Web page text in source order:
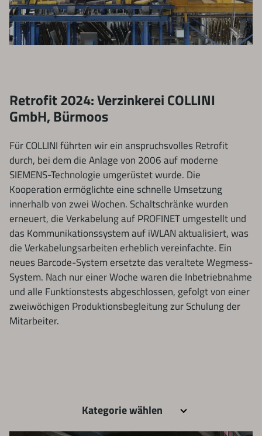
Retrofit 2024: Verzinkerei COLLINI
GmbH, Bürmoos
Für COLLINI führten wir ein anspruchsvolles Retrofit
durch, bei dem die Anlage von 2006 auf moderne
SIEMENS-Technologie umgerüstet wurde. Die
Kooperation ermöglichte eine schnelle Umsetzung
innerhalb von zwei Wochen. Schaltschränke wurden
erneuert, die Verkabelung auf PROFINET umgestellt und
das Kommunikationssystem auf iWLAN aktualisiert, was
die Verkabelungsarbeiten erheblich vereinfachte. Ein
neues Barcode-System ersetzte das veraltete Wegmess-
System. Nach nur einer Woche waren die Inbetriebnahme
und alle Funktionstests abgeschlossen, gefolgt von einer
zweiwöchigen Produktionsbegleitung zur Schulung der
Mitarbeiter.
Kategorie wählen